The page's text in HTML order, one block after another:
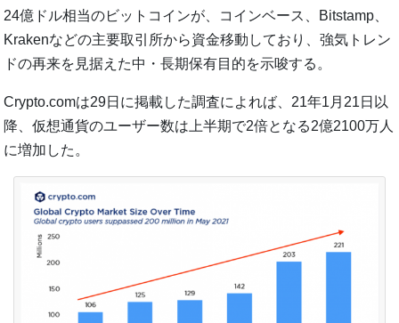
24億ドル相当のビットコインが、コインベース、Bitstamp、
Krakenなどの主要取引所から資金移動しており、強気トレン
ドの再来を見据えた中・長期保有目的を示唆する。
Crypto.comは29日に掲載した調査によれば、21年1月21日以
降、仮想通貨のユーザー数は上半期で2倍となる2億2100万人
に増加した。